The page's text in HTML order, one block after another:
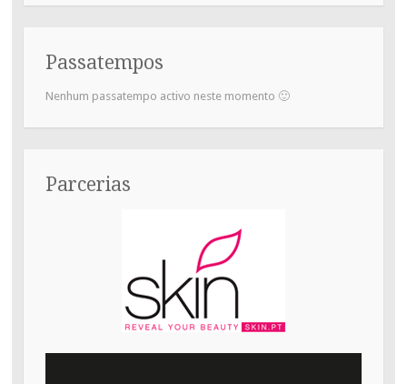
Passatempos
Nenhum passatempo activo neste momento 🙂
Parcerias